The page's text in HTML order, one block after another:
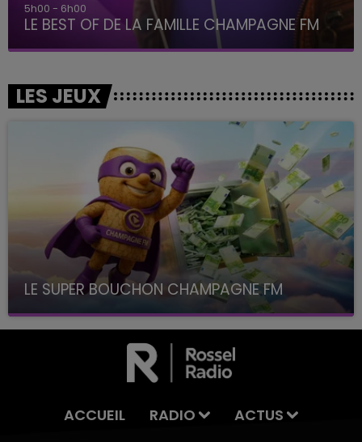
5h00 - 6h00
LE BEST OF DE LA FAMILLE CHAMPAGNE FM
LES JEUX
LE SUPER BOUCHON CHAMPAGNE FM
avec La Famille Champagne FM, à 8H10
ACCUEIL RADIO
ACTUS